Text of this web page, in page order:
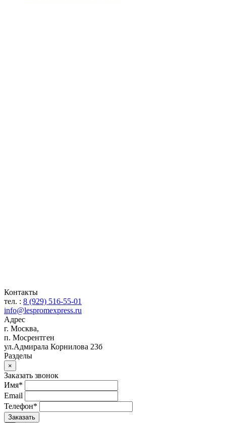
Контакты
тел. : 8 (929) 516-55-01
info@lespromexpress.ru
Адрес
г. Москва,
п. Мосрентген
ул.Адмирала Корнилова 23б
Разделы
×
Заказать звонок
Имя*
Email
Телефон*
Заказать